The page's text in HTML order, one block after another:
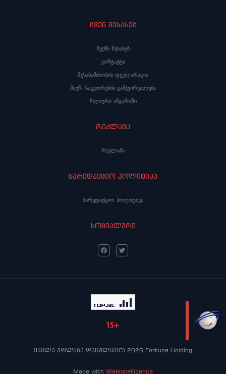
LIVE
ჩვენ შესახებ
ჩვენს შესახებ
კონტაქტი
შესაბამისობის დეკლარაცია
მაუწ. საკუთრების გამჭვირვალება
წლიური ანგარიში
რეკლამა
რეკლამა
სარედაქციო პოლიტიკა
სარედაქციო პოლიტიკა
სოციალური
ყველა უფლება დაცულია(C) 2026 Fortuna Holding
Made with Webintelligence